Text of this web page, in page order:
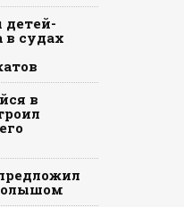
детей-
в судах
в